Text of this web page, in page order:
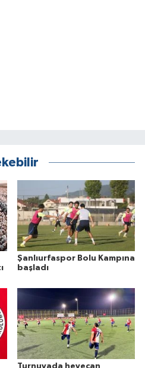
Şanlıurfaspor Bolu Kampına
başladı
Turnuvada heyecan